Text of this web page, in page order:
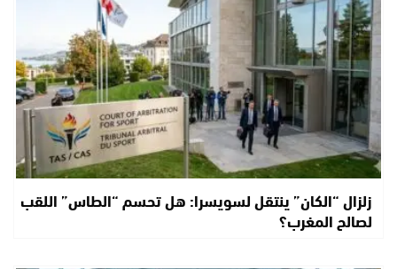
زلزال “الكان” ينتقل لسويسرا: هل تحسم “الطاس” اللقب
لصالح المغرب؟